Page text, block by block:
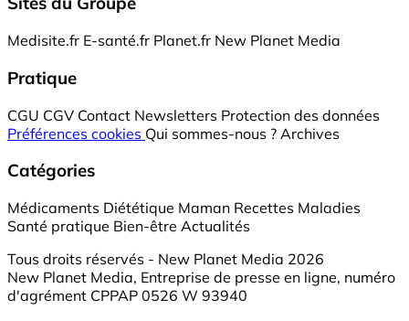
Medisite.fr E-santé.fr Planet.fr New Planet Media
Pratique
CGU CGV Contact Newsletters Protection des données
Préférences cookies Qui sommes-nous ? Archives
Catégories
Médicaments Diététique Maman Recettes Maladies
Santé pratique Bien-être Actualités
Tous droits réservés - New Planet Media 2026
New Planet Media, Entreprise de presse en ligne, numéro
d'agrément CPPAP 0526 W 93940